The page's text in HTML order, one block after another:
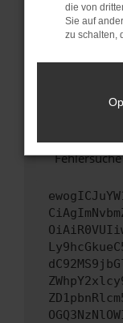
führen,
unterstützt
Wende
Wenn du
hast,
versuchen,
uns diesen
die von
Sie auf
zu schalten,